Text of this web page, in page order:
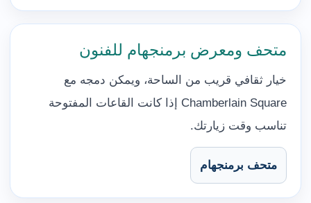
متحف ومعرض برمنجهام للفنون
خيار ثقافي قريب من الساحة، ويمكن دمجه مع
Chamberlain Square إذا كانت القاعات المفتوحة
تناسب وقت زيارتك.
متحف برمنجهام